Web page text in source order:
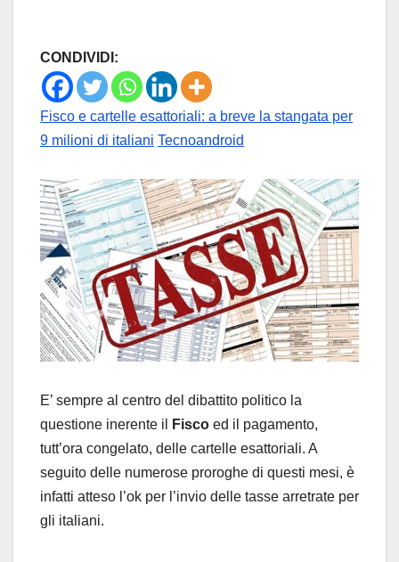
CONDIVIDI:
Fisco e cartelle esattoriali: a breve la stangata per
9 milioni di italiani Tecnoandroid
E’ sempre al centro del dibattito politico la
questione inerente il
Fisco ed il pagamento,
tutt’ora congelato, delle cartelle esattoriali. A
seguito delle numerose proroghe di questi mesi, è
infatti atteso l’ok per l’invio delle tasse arretrate per
gli italiani.